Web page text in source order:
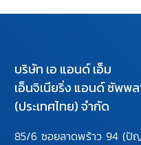
บริษัท เอ แอนด์ เอ็ม
เอ็นจิเนียริ่ง แอนด์ ซัพพ
(ประเทศไทย) จำกัด
85/6 ซอยลาดพร้าว 94 (ปั